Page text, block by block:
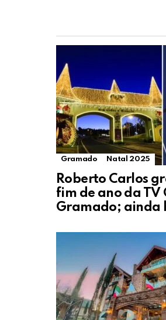
Gramado Natal 2025
Roberto Carlos
fim de ano da TV
Gramado; ainda